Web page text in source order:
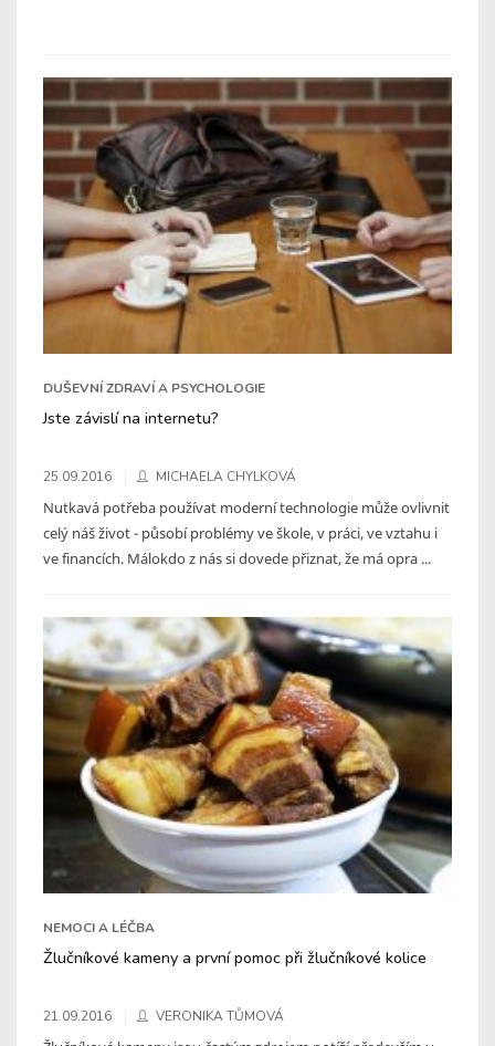
DUŠEVNÍ ZDRAVÍ A PSYCHOLOGIE
Jste závislí na internetu?
25.09.2016 MICHAELA CHYLKOVÁ
Nutkavá potřeba používat moderní technologie může ovlivnit
celý náš život - působí problémy ve škole, v práci, ve vztahu i
ve financích. Málokdo z nás si dovede přiznat, že má opra ...
NEMOCI A LÉČBA
Žlučníkové kameny a první pomoc při žlučníkové kolice
21.09.2016 VERONIKA TŮMOVÁ